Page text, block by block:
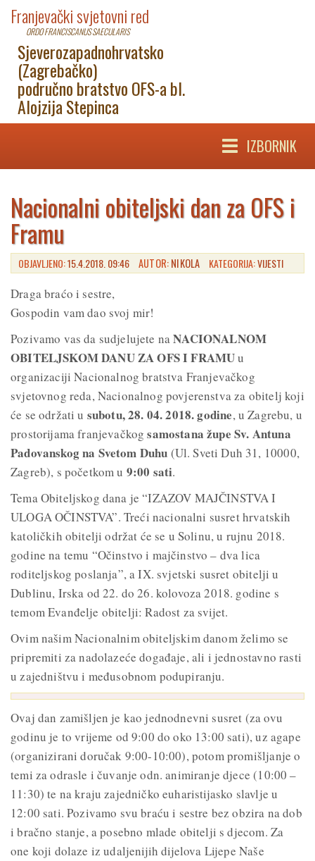
Franjevački svjetovni red
ORDO FRANCISCANUS SAECULARIS
Sjeverozapadnohrvatsko
(Zagrebačko)
područno bratstvo OFS-a bl.
Alojzija Stepinca
IZBORNIK
Nacionalni obiteljski dan za OFS i
Framu
OBJAVLJENO:15.4.2018. 09:46 AUTOR:NIKOLA KATEGORIJA:VIJESTI
Draga braćo i sestre,
Gospodin vam dao svoj mir!
Pozivamo vas da sudjelujete naNACIONALNOM
OBITELJSKOM DANU ZA OFS I FRAMUu
organizaciji Nacionalnog bratstva Franjevačkog
svjetovnog reda, Nacionalnog povjerenstva za obitelj koji
će se održati u subotu, 28. 04. 2018. godine, u Zagrebu, u
prostorijama franjevačkogsamostana župe Sv. Antuna
Padovanskog na Svetom Duhu (Ul. Sveti Duh 31, 10000,
Zagreb), s početkom u 9:00 sati.
Tema Obiteljskog dana je “IZAZOV MAJČINSTVA I
ULOGA OČINSTVA”. Treći nacionalni susret hrvatskih
katoličkih obitelji održat će se u Solinu, u rujnu 2018.
godine na temu “Očinstvo i majčinstvo – dva lica
roditeljskog poslanja”, a IX. svjetski susret obitelji u
Dublinu, Irska od 22. do 26. kolovoza 2018. godine s
temom Evanđelje obitelji: Radost za svijet.
Ovim našim Nacionalnim obiteljskim danom želimo se
pripremiti za nadolazeće događaje, ali i jednostavno rasti
u zajedništvu i međusobnom podupiranju.
Ovaj dan zamišljen je kao jednodnevni susret (za ovu
godinu je to vrijeme od 9:00 do oko 13:00 sati), uz agape
(organizirani doručak 9:00-10:00), potom promišljanje o
temi za odrasle i čuvanje odn. animiranje djece (10:00 –
11:30) te na kraju zajedničko euharistijasko slavlje u
12:00 sati. Pozivamo svu braću i sestre bez obzira na dob
i bračno stanje, a posebno mlade obitelji s djecom. Za
one koji dolaze iz udaljenijih dijelova Lijepe Naše